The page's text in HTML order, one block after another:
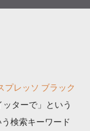
プレッソ ブラック
ターで」という
検索キーワード